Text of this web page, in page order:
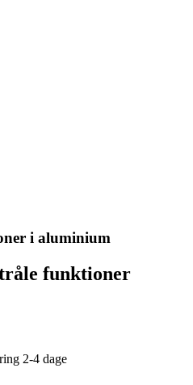
i aluminium
funktioner
2-4 dage